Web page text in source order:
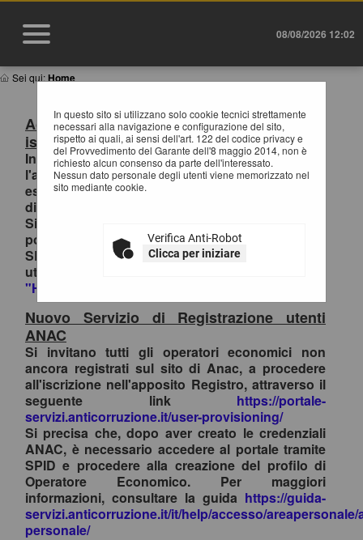
08/08/2026 12:02
Sei qui:Home
In questo sito si utilizzano solo cookie tecnici strettamente
necessari alla navigazione e configurazione del sito,
rispetto ai quali, ai sensi dell'art. 122 del codice privacy e
del Provvedimento del Garante dell'8 maggio 2014, non è
richiesto alcun consenso da parte dell'interessato.
Nessun dato personale degli utenti viene memorizzato nel
sito mediante cookie.
Verifica Anti-Robot
Clicca per iniziare
Accesso al Portale Gare con SPID/CIE:
istruzioni
In ottemperanza alle normative vigenti AgID,
l'accesso al portale gare è consentito
esclusivamente tramite i sistemi di identità
digitale.
Si invitano pertanto gli OO.EE. registrati al
portale che effettuano il primo accesso con
SPID/CIE, ad inviare la richiesta di collegamento
utenza-SPID esclusivamente tramite la funzione
"HELP DESK OPERATORI ECONOMICI
Nuovo Servizio di Registrazione utenti
ANAC
Si invitano tutti gli operatori economici non
ancora registrati sul sito di Anac, a procedere
all'iscrizione nell'apposito Registro, attraverso il
seguente link https://portale-
servizi.anticorruzione.it/user-provisioning/
Si precisa che, dopo aver creato le credenziali
ANAC, è necessario accedere al portale tramite
SPID e procedere alla creazione del profilo di
Operatore Economico. Per maggiori
informazioni, consultare la guida https://guida-
servizi.anticorruzione.it/it/help/accesso/areapersonale/
personale/